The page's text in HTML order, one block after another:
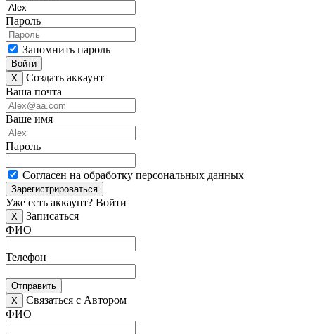
Пароль
Запомнить пароль
Войти
X
Создать аккаунт
Ваша почта
Ваше имя
Пароль
Согласен на обработку персональных данных
Зарегистрироваться
Уже есть аккаунт? Войти
X
Записаться
ФИО
Телефон
Отправить
X
Связаться с Автором
ФИО